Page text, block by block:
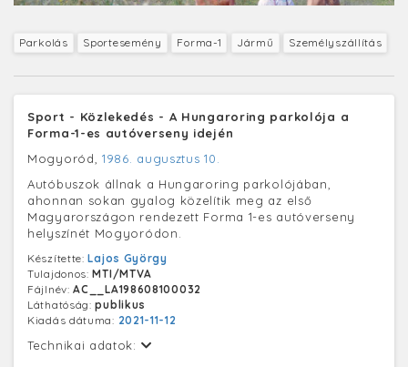
Parkolás Sportesemény Forma-1 Jármű Személyszállítás
Sport - Közlekedés - A Hungaroring parkolója a
Forma-1-es autóverseny idején
Mogyoród, 1986. augusztus 10.
Autóbuszok állnak a Hungaroring parkolójában,
ahonnan sokan gyalog közelítik meg az első
Magyarországon rendezett Forma 1-es autóverseny
helyszínét Mogyoródon.
Készítette:Lajos György
Tulajdonos:MTI/MTVA
Fájlnév:AC__LA198608100032
Láthatóság:publikus
Kiadás dátuma: 2021-11-12
Technikai adatok: